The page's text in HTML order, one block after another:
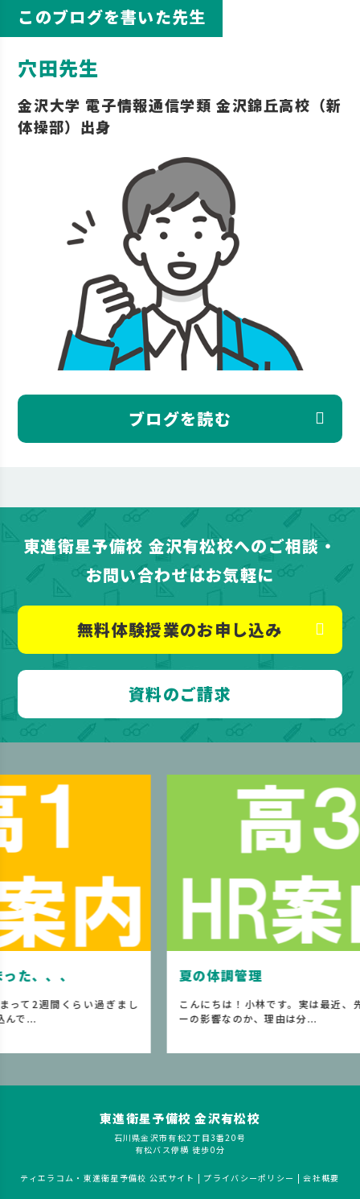
このブログを書いた先生
穴田先生
金沢大学 電子情報通信学類 金沢錦丘高校（新
体操部）出身
ブログを読む
東進衛星予備校 金沢有松校へのご相談・
お問い合わせはお気軽に
無料体験授業のお申し込み
資料のご請求
まし
夏の体調管理
こんにちは！小林です。実は最近、先生はクーラ
ーの影響なのか、理由は分...
２
東進衛星予備校 金沢有松校
石川県金沢市有松2丁目3番20号
有松バス停横 徒歩0分
ティエラコム・東進衛星予備校 公式サイト | プライバシーポリシー |会社概要